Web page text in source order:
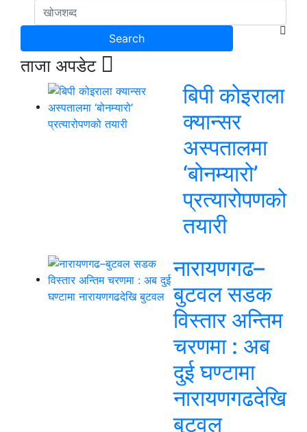
ताजा अपडेट
बिपी कोइराला
क्यान्सर
अस्पतालमा
‘बोनम्यारो’
प्रत्यारोपणको
तयारी
नारायणगढ–
बुटवल सडक
विस्तार अन्तिम
चरणमा : अब
दुई घण्टामा
नारायणगढदेखि
बुटवल